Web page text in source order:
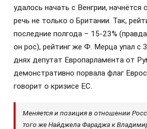
удалось начать с Венгрии, начнётся
речь не только о Британии. Так,
последние полгода – 15-23%
он рос), рейтинг же Ф. Мерца упал с
днях депутат Европарламента от
демонстративно порвала флаг
говорит о кризисе ЕС.
Меняется и позиция в отношении
того же Найджела Фараджа к